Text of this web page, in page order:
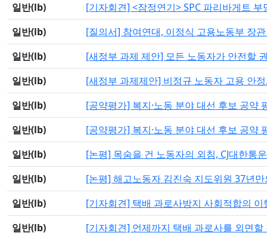
일반(lb)
[기자회견] <잠정연기> SPC 파리바게트
일반(lb)
[질의서] 참여연대, 이정식 고용노동부 장
일반(lb)
[새정부 과제 제안] 모든 노동자가 안전할
일반(lb)
[새정부 과제제안] 비정규 노동자 고용 안
일반(lb)
[공약평가] 복지·노동 분야 대선 후보 공
일반(lb)
[공약평가] 복지·노동 분야 대선 후보 공
일반(lb)
[논평] 목숨을 건 노동자의 외침, CJ대한통
일반(lb)
[논평] 해고노동자 김진숙 지도위원 37년
일반(lb)
[기자회견] 택배 과로사방지 사회적합의 이
일반(lb)
[기자회견] 언제까지 택배 과로사를 외면